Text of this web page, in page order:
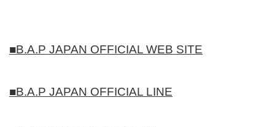
■B.A.P JAPAN OFFICIAL WEB SITE
■B.A.P JAPAN OFFICIAL LINE